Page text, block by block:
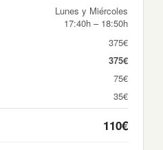
Lunes y Miércoles
17:40h – 18:50h
375€
375€
75€
35€
110€